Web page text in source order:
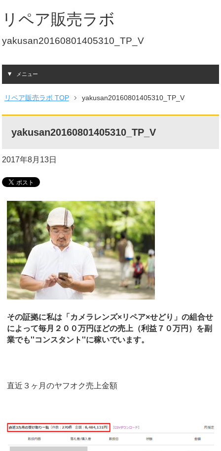
リペア販売ラボ
yakusan20160801405310_TP_V
メニュー
リペア販売ラボ TOP yakusan20160801405310_TP_V
yakusan20160801405310_TP_V
2017年8月13日
その証拠に私は「カメラレンズ×リペア×せどり」の組合せ
によって毎月２００万円ほどの売上（利益７０万円）を副
業でも''コンスタント''に稼いでいます。
直近３ヶ月のヤフオク売上金額